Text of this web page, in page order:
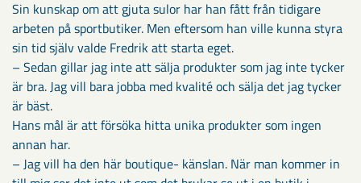
Sin kunskap om att gjuta sulor har han fått från tidigare
arbeten på sportbutiker. Men eftersom han ville kunna styra
sin tid själv valde Fredrik att starta eget.
– Sedan gillar jag inte att sälja produkter som jag inte tycker
är bra. Jag vill bara jobba med kvalité och sälja det jag tycker
är bäst.
Hans mål är att försöka hitta unika produkter som ingen
annan har.
– Jag vill ha den här boutique- känslan. När man kommer in